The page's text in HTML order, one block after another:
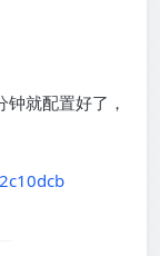
就配置好了，